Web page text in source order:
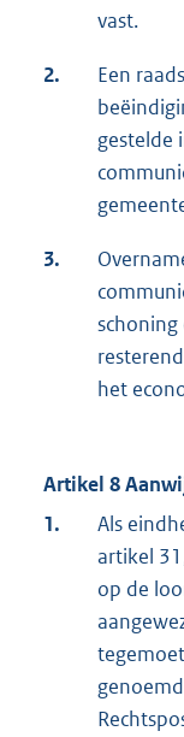
vast.
2.
Een
gestelde
3.
schoning
het
Artikel 8
1.
Als
artikel
op de